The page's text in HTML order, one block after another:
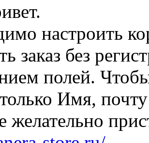
настроить
заказ без
полей.
только Имя,
желательно